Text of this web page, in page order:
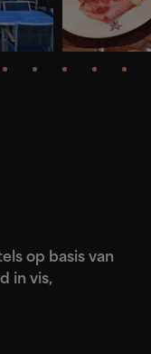
op basis van
in vis,